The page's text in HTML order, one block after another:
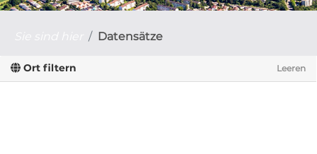
Datensätze
Ort filtern Leeren